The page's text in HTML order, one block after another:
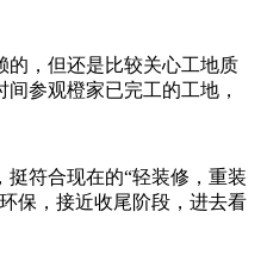
的，但还是比较关心工地质
参观橙家已完工的工地，
符合现在的“轻装修，重装
保，接近收尾阶段，进去看